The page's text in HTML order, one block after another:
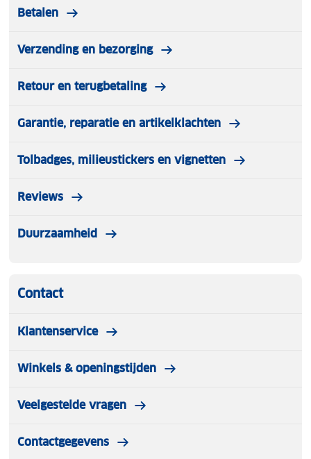
Betalen
Verzending en bezorging
Retour en terugbetaling
Garantie, reparatie en artikelklachten
Tolbadges, milieustickers en vignetten
Reviews
Duurzaamheid
Contact
Klantenservice
Winkels & openingstijden
Veelgestelde vragen
Contactgegevens